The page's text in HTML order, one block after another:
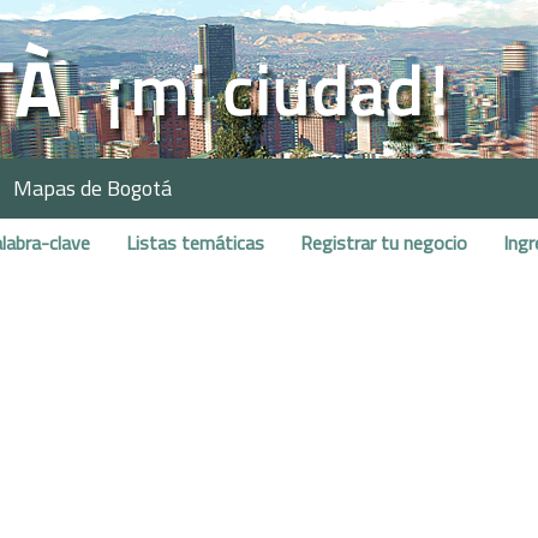
Mapas de Bogotá
clave Listas temáticas Registrar tu negocio